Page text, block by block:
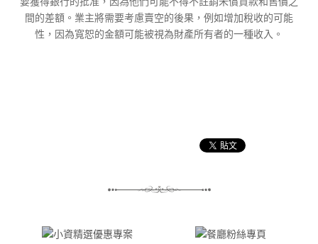
間的差額。業主將需要考慮賣空的後果，例如增加稅收的可能
性，因為寬恕的金額可能被視為財產所有者的一種收入。